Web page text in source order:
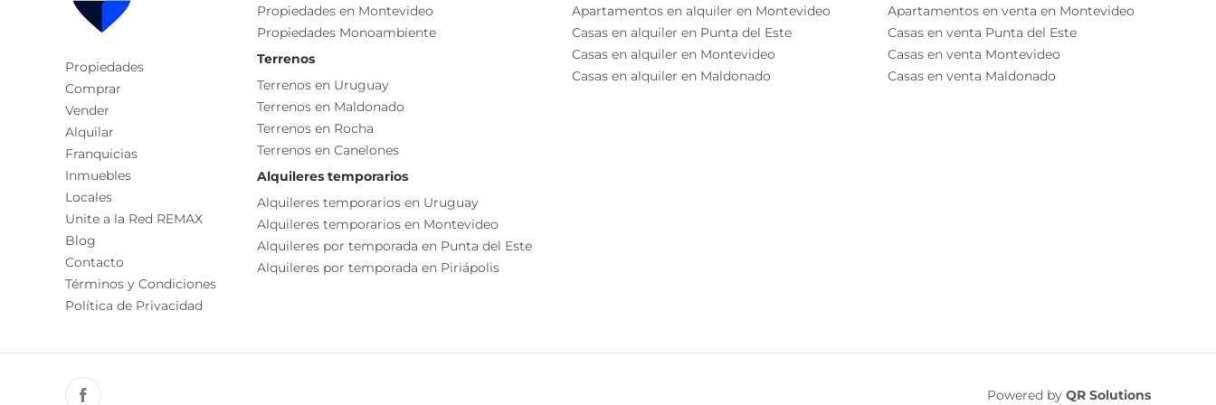
La unidad se estrenó en 2022 y se mantuvo alquilada hasta el momento (actualmente se encuentra
desocupada), obteniendo una renta mensual de $26.000 (7% RENTABILIDAD BRUTA)
Gastos comunes: $1.500 promedio mensual
Contribución anual $5.895
Impuesto de Primaria anual $2.694
Tributos domiciliarios bimensuales $1.131
1. Año de construcción: 2021
2. Metraje total terreno: 250 m2 con un frente de 9,60 m
3. Se desarrollan 6 unidades dúplex en total
4. El Edificio se ubica en un punto muy bueno, próximo a Avda. Br. Artigas y Avda. Garibaldi, con un
entorno de barrio tranquilo, con acceso a las principales avenidas con servicios, centros de enseñanza y
centros de salud y próximo al Shopping Tres Cruces.
desocupada), obteniendo una renta mensual de $26.000.
Orientación Norte
Permite Mascotas
Propiedades
Comprar
Vender
Alquilar
Franquicias
Inmuebles
Locales
Unite a la Red REMAX
Blog
Contacto
Términos y Condiciones
Política de Privacidad
Propiedades en Montevideo
Propiedades Monoambiente
Terrenos
Terrenos en Uruguay
Terrenos en Maldonado
Terrenos en Rocha
Terrenos en Canelones
Alquileres temporarios
Alquileres temporarios en Uruguay
Alquileres temporarios en Montevideo
Alquileres por temporada en Punta del Este
Alquileres por temporada en Piriápolis
Apartamentos en alquiler en Montevideo
Casas en alquiler en Punta del Este
Casas en alquiler en Montevideo
Casas en alquiler en Maldonado
Apartamentos en venta en Montevideo
Casas en venta Punta del Este
Casas en venta Montevideo
Casas en venta Maldonado
Powered by QR Solutions